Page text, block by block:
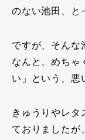
のない池田、と
ですが、そんな
なんと、めちゃ
い」という、悪
きゅうりやレタ
ておりましたが